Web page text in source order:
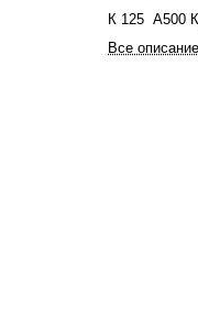
К 125 А500
Все описание